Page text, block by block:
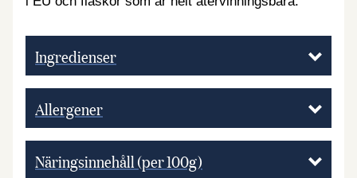
Ingredienser
Allergener
Näringsinnehåll (per 100g)